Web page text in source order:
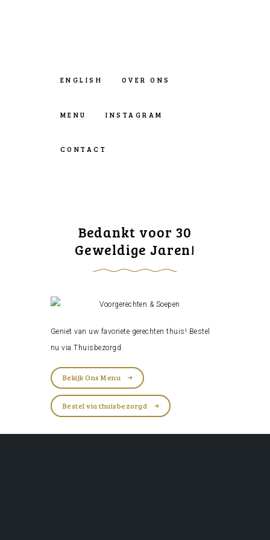
ENGLISH OVER ONS
MENU INSTAGRAM
CONTACT
Bedankt voor 30
Geweldige Jaren!
Geniet van uw favoriete gerechten thuis! Bestel
nu viaThuisbezorgd
Bekijk Ons Menu
Bestel via thuisbezorgd